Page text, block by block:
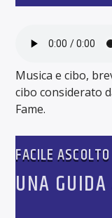
Musica e cibo,
cibo considerato
Fame.
FACILE ASCOLTO
UNA